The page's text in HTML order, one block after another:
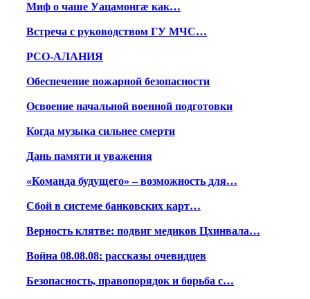
Миф о чаше Уацамонгæ как…
Встреча с руководством ГУ МЧС…
РСО-АЛАНИЯ
Обеспечение пожарной безопасности
Освоение начальной военной подготовки
Когда музыка сильнее смерти
Дань памяти и уважения
«Команда будущего» – возможность для…
Сбой в системе банковских карт…
Верность клятве: подвиг медиков Цхинвала…
Война 08.08.08: рассказы очевидцев
Безопасность, правопорядок и борьба с…